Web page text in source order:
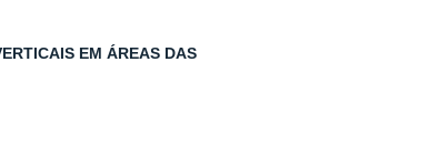
EM ÁREAS DAS